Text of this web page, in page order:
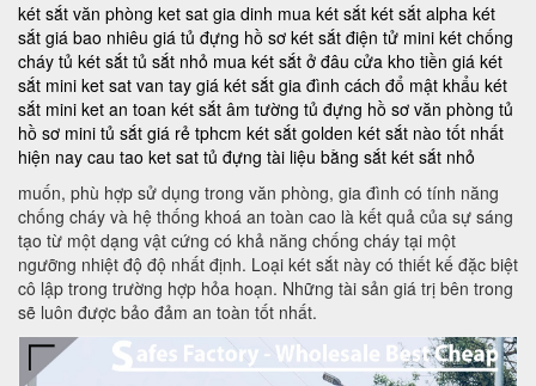
két sắt văn phòng ket sat gia dinh mua két sắt két sắt alpha két
sắt giá bao nhiêu giá tủ đựng hồ sơ két sắt điện tử mini két chống
cháy tủ két sắt tủ sắt nhỏ mua két sắt ở đâu cửa kho tiền giá két
sắt mini ket sat van tay giá két sắt gia đình cách đổ mật khẩu két
sắt mini ket an toan két sắt âm tường tủ đựng hồ sơ văn phòng tủ
hồ sơ mini tủ sắt giá rẻ tphcm két sắt golden két sắt nào tốt nhất
hiện nay cau tao ket sat tủ đựng tài liệu bằng sắt két sắt nhỏ
muốn, phù hợp sử dụng trong văn phòng, gia đình có tính năng
chống cháy và hệ thống khoá an toàn cao là kết quả của sự sáng
tạo từ một dạng vật cứng có khả năng chống cháy tại một
ngưỡng nhiệt độ độ nhất định. Loại két sắt này có thiết kế đặc biệt
cô lập trong trường hợp hỏa hoạn. Những tài sản giá trị bên trong
sẽ luôn được bảo đảm an toàn tốt nhất.